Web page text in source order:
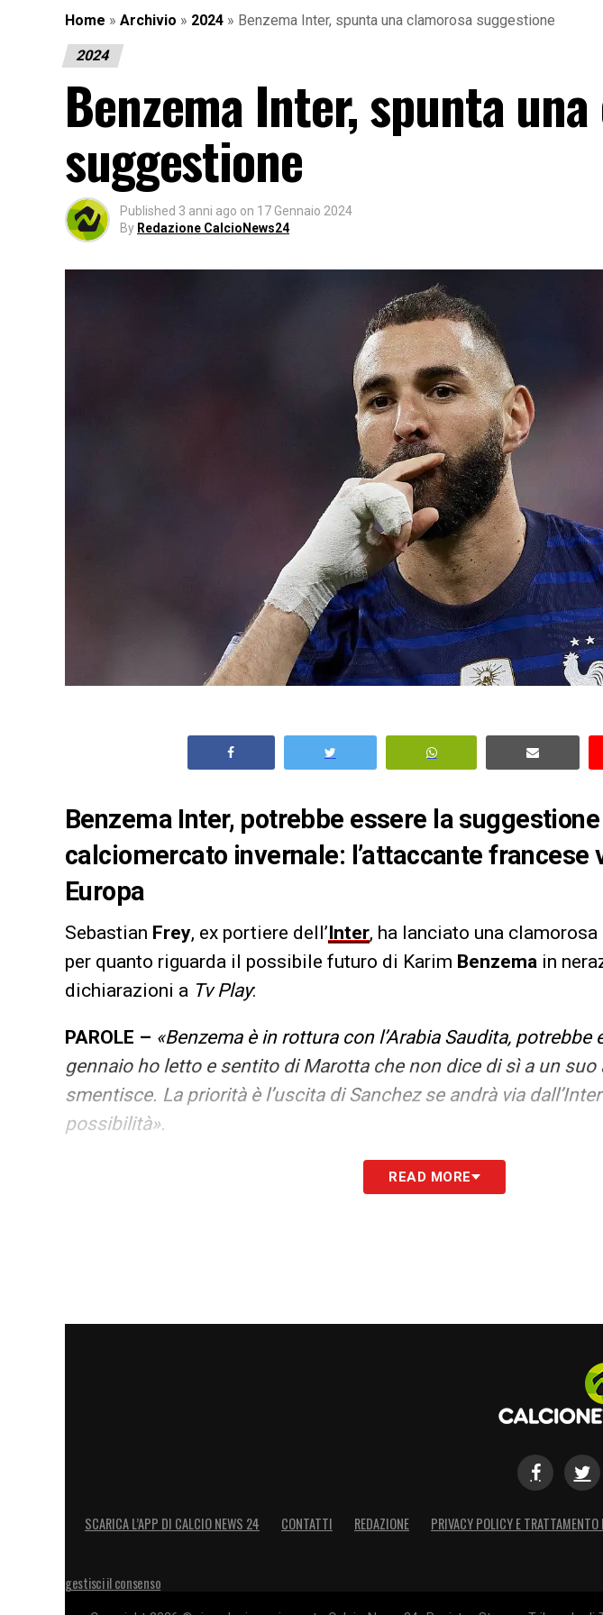
Home » Archivio » 2024 » Benzema Inter, spunta una clamorosa suggestione
2024
Benzema Inter, spunta
suggestione
Published 3 anni ago on 17 Gennaio 2024
By Redazione CalcioNews24
Benzema Inter, potrebbe essere la
calciomercato invernale: l’attaccante francese
Europa
Sebastian Frey, ex portiere dell’ Inter, ha lanciato una
per quanto riguarda il possibile futuro di Karim Benzema in
dichiarazioni a Tv Play:
PAROLE – «Benzema è in rottura con l’Arabia Saudita,
gennaio ho letto e sentito di Marotta che non dice di sì a un suo
smentisce. La priorità è l’uscita di Sanchez se andrà via
possibilità».
LA PLAYLIST DELLE NOSTRE TOP NEWSREAD MORE
SCARICA L’APP DI CALCIO NEWS 24 CONTATTI REDAZIONE PRIVACY POLICY E
gestisci il consenso